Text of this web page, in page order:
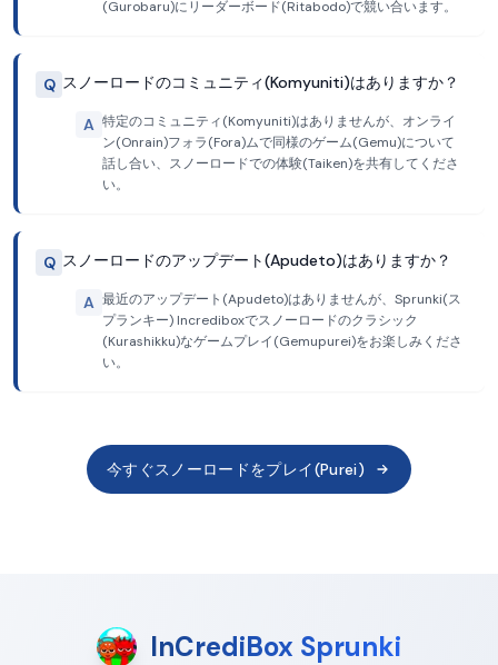
(Gurobaru)にリーダーボード(Ritabodo)で競い合います。
Q スノーロードのコミュニティ(Komyuniti)はありますか？
A 特定のコミュニティ(Komyuniti)はありませんが、オンライ
ン(Onrain)フォラ(Fora)ムで同様のゲーム(Gemu)について
話し合い、スノーロードでの体験(Taiken)を共有してくださ
い。
Q スノーロードのアップデート(Apudeto)はありますか？
A 最近のアップデート(Apudeto)はありませんが、Sprunki(ス
プランキー) Incrediboxでスノーロードのクラシック
(Kurashikku)なゲームプレイ(Gemupurei)をお楽しみくださ
い。
今すぐスノーロードをプレイ(Purei)
InCrediBox Sprunki